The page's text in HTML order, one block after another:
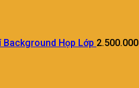
Background Họp Lớp 2.500.000